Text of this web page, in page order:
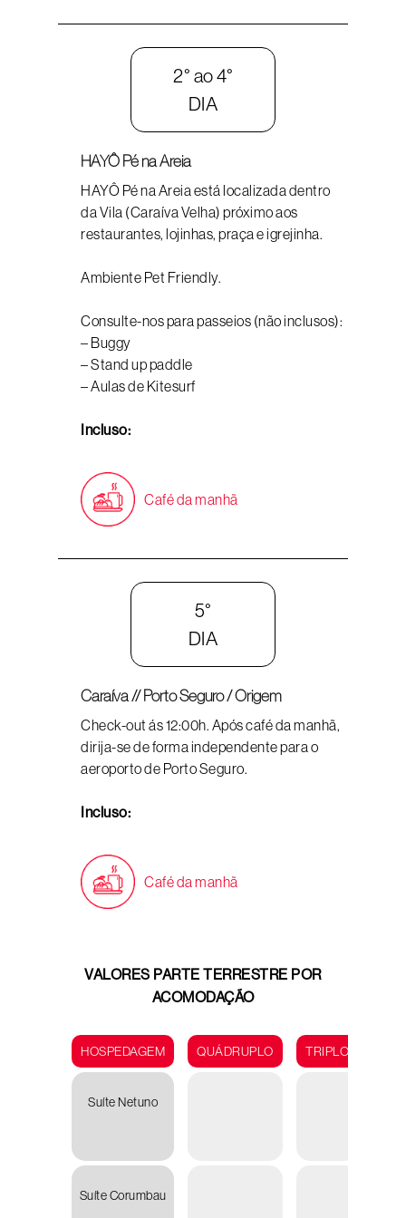
2° ao 4°
DIA
HAYÔ Pé na Areia
HAYÔ Pé na Areia está localizada dentro
da Vila (Caraíva Velha) próximo aos
restaurantes, lojinhas, praça e igrejinha.
Ambiente Pet Friendly.
Consulte-nos para passeios (não inclusos):
– Buggy
– Stand up paddle
– Aulas de Kitesurf
Incluso:
Café da manhã
5°
DIA
Caraíva // Porto Seguro / Origem
Check-out ás 12:00h. Após café da manhã,
dirija-se de forma independente para o
aeroporto de Porto Seguro.
Incluso:
Café da manhã
VALORES PARTE TERRESTRE POR
ACOMODAÇÃO
HOSPEDAGEM QUÁDRUPLO TRIPLO
Suíte Netuno
Suíte Corumbau